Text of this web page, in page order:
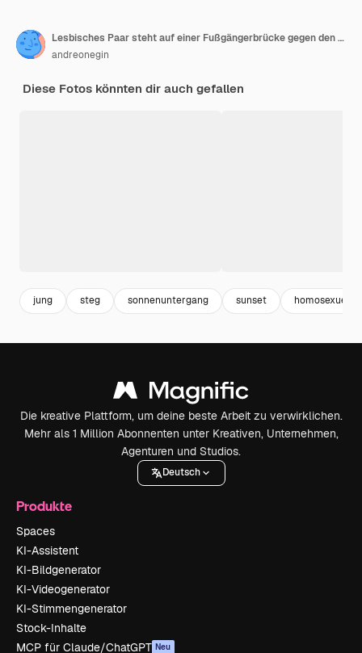
Lesbisches Paar steht auf einer Fußgängerbrücke gegen den Himmel
andreonegin
Diese Fotos könnten dir auch gefallen
jung steg sonnenuntergang sunset homosexuell
Die kreative Plattform, um deine beste Arbeit zu verwirklichen.
Mehr als 1 Million Abonnenten unter Kreativen, Unternehmen,
Agenturen und Studios.
Deutsch
Produkte
Spaces
KI-Assistent
KI-Bildgenerator
KI-Videogenerator
KI-Stimmengenerator
Stock-Inhalte
MCP für Claude/ChatGPT Neu